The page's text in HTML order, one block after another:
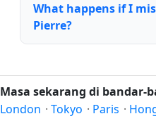
What happens if I
Pierre?
Masa sekarang di bandar-
London · Tokyo · Paris ·